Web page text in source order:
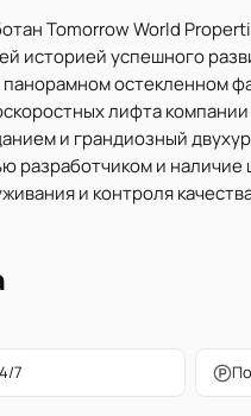
Tomorrow World
историей успешного
панорамном остекленном
лифта
и грандиозный
разработчиком и
и контроля
7